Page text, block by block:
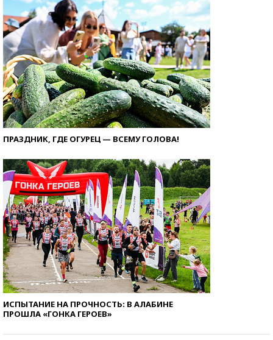
ПРАЗДНИК, ГДЕ ОГУРЕЦ — ВСЕМУ ГОЛОВА!
ИСПЫТАНИЕ НА ПРОЧНОСТЬ: В АЛАБИНЕ
ПРОШЛА «ГОНКА ГЕРОЕВ»